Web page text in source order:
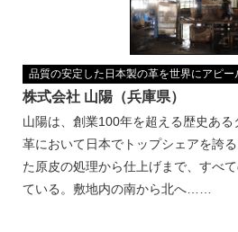
品質の安定した日本製の革を世界にアピー
株式会社 山陽（兵庫県）
山陽は、創業100年を超える歴史あ
革において日本でトップシェアを誇
た原皮の処理から仕上げまで、すべ
ている。敷地内の南から北へ……